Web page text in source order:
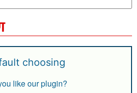
choosing
like our plugin?